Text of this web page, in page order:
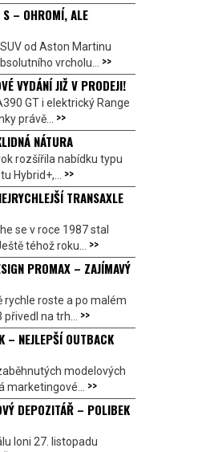
– OHROMÍ, ALE
od Aston Martinu
vrcholu... >>
VYDÁNÍ JIŽ V PRODEJI!
GT i elektrický Range
právě... >>
NÁTURA
rozšířila nabídku typu
Hybrid+,... >>
TRANSAXLE
se v roce 1987 stal
téhož roku... >>
PROMAX – ZAJÍMAVÝ
rychle roste a po malém
na trh... >>
– NEJLEPŠÍ OUTBACK
modelových
marketingové... >>
DEPOZITÁŘ – POLIBEK
loni 27. listopadu